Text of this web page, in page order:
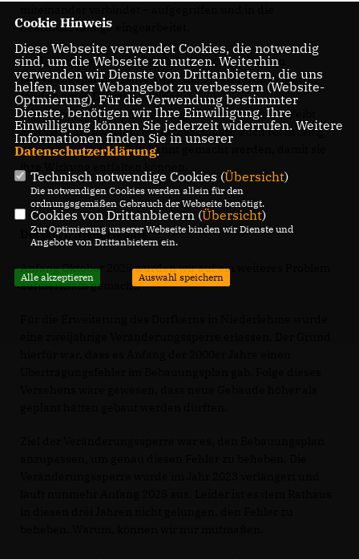
Beschlussvorlage eingearbeitet.
Beide Vorlagen, der Aufstellungsbeschluss für ein
Bebauungsplanverfahren und die Veränderungssperre,
fanden am 9. Dezember in der
Stadtverordnetenversammlung eine Mehrheit. Es bleibt
nunmehr abzuwarten, ob die Beschlüsse auch rechtzeitig
und ordnungsgemäß bekannt gemacht werden, damit sie
ihre Wirkung entfalten können.
Dorfkern Niederlehme
Anfang Oktober 2025 wurden wir auf ein weiteres Problem
aufmerksam gemacht:
Cookie Hinweis
Diese Webseite verwendet Cookies, die notwendig
sind, um die Webseite zu nutzen. Weiterhin
verwenden wir Dienste von Drittanbietern, die uns
helfen, unser Webangebot zu verbessern (Website-
Optmierung). Für die Verwendung bestimmter
Dienste, benötigen wir Ihre Einwilligung. Ihre
Einwilligung können Sie jederzeit widerrufen. Weitere
Informationen finden Sie in unserer
Datenschutzerklärung.
Technisch notwendige Cookies (Übersicht)
Die notwendigen Cookies werden allein für den
ordnungsgemäßen Gebrauch der Webseite benötigt.
Cookies von Drittanbietern (Übersicht)
Zur Optimierung unserer Webseite binden wir Dienste und
Angebote von Drittanbietern ein.
Alle akzeptieren Auswahl speichern